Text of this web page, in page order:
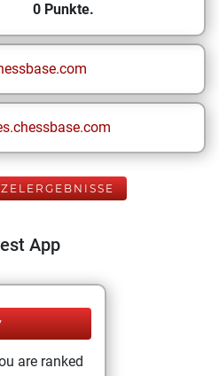
0 Punkte.
App
are ranked